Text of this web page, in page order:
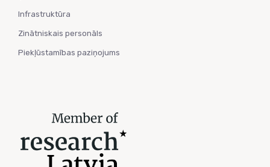
Infrastruktūra
Zinātniskais personāls
Piekļūstamības paziņojums